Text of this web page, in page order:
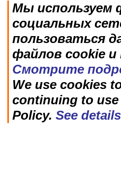
Мы используем
социальных
пользоваться
файлов cookie
Смотрите
We use cookies
continuing to use
Policy. See details